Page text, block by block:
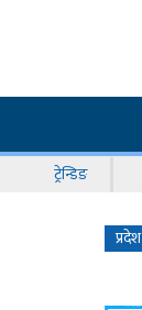
ट्रेन्डिङ
प्रदेश